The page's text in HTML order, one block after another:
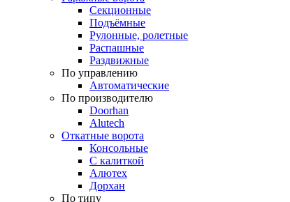
Секционные
Подъёмные
Рулонные, ролетные
Распашные
Раздвижные
По управлению
Автоматические
По производителю
Doorhan
Alutech
Откатные ворота
Консольные
С калиткой
Алютех
Дорхан
По типу